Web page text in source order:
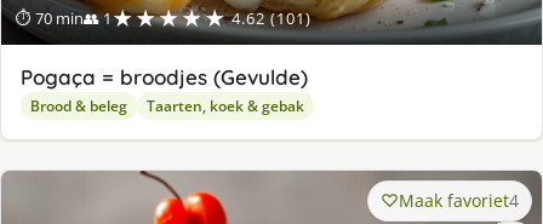
⏱ 70 min👥 1★★★★★ 4.62 (101)
Pogaça = broodjes (Gevulde)
Brood & beleg Taarten, koek & gebak
Maak favoriet4